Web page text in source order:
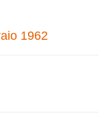
1962